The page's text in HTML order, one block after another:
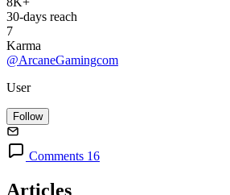
30-days reach
7
Karma
@ArcaneGamingcom
User
Follow
Comments 16
Articles